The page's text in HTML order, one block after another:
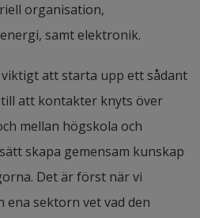
organisation,
samt elektronik.
att starta upp ett sådant
att kontakter knyts över
mellan högskola och
skapa gemensam kunskap
Det är först när vi
ena sektorn vet vad den